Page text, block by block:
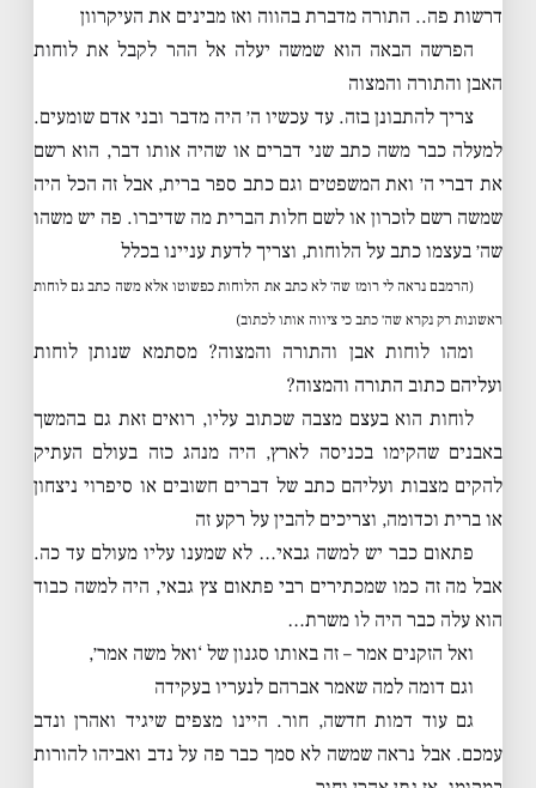
דרשות פה.. התורה מדברת בהווה ואז מבינים את העיקרוון
הפרשה הבאה הוא שמשה יעלה אל ההר לקבל את לוחות
האבן והתורה והמצוה
צריך להתבונן בזה. עד עכשיו ה׳ היה מדבר ובני אדם שומעים.
למעלה כבר משה כתב שני דברים או שהיה אותו דבר, הוא רשם
את דברי ה׳ ואת המשפטים וגם כתב ספר ברית, אבל זה הכל היה
שמשה רשם לזכרון או לשם חלות הברית מה שדיברו. פה יש משהו
שה׳ בעצמו כתב על הלוחות, וצריך לדעת עניינו בכלל
(הרמבם נראה לי רומז שה׳ לא כתב את הלוחות כפשוטו אלא משה כתב גם לוחות
ראשונות רק נקרא שה׳ כתב כי ציווה אותו לכתוב)
ומהו לוחות אבן והתורה והמצוה? מסתמא שנותן לוחות
ועליהם כתוב התורה והמצוה?
לוחות הוא בעצם מצבה שכתוב עליו, רואים זאת גם בהמשך
באבנים שהקימו בכניסה לארץ, היה מנהג כזה בעולם העתיק
להקים מצבות ועליהם כתב של דברים חשובים או סיפרוי ניצחון
או ברית וכדומה, וצריכים להבין על רקע זה
פתאום כבר יש למשה גבאי… לא שמענו עליו מעולם עד כה.
אבל מה זה כמו שמכתירים רבי פתאום צץ גבאי, היה למשה כבוד
הוא עלה כבר היה לו משרת…
ואל הזקנים אמר – זה באותו סגנון של ‘ואל משה אמר׳,
וגם דומה למה שאמר אברהם לנעריו בעקידה
גם עוד דמות חדשה, חור. היינו מצפים שיגיד ואהרן ונדב
עמכם. אבל נראה שמשה לא סמך כבר פה על נדב ואביהו להורות